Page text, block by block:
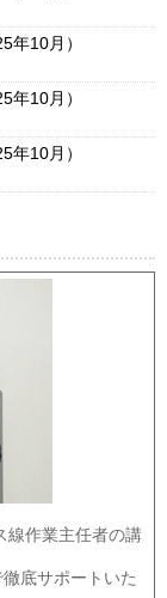
年10月）
年10月）
年10月）
線作業主任者の講
底サポートいた